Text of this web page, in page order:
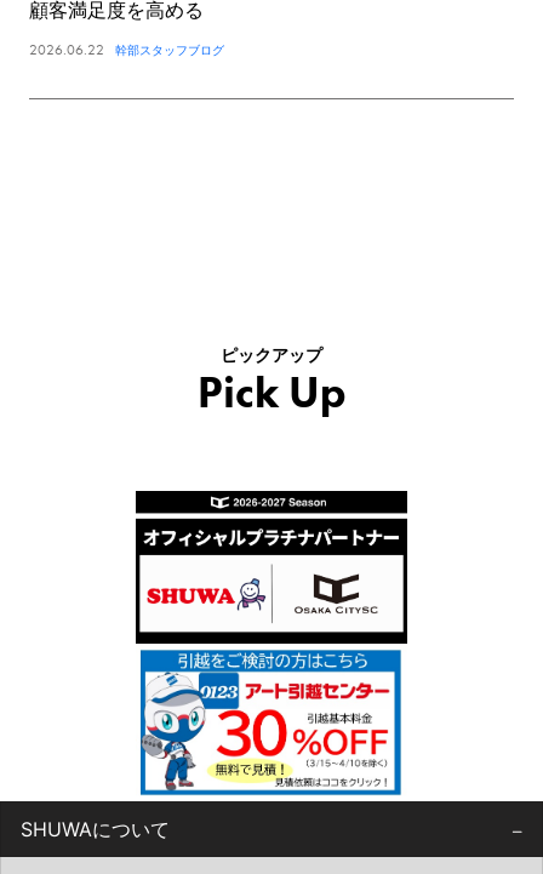
顧客満足度を高める
2026.06.22 幹部スタッフブログ
ピックアップ
Pick Up
SHUWAについて